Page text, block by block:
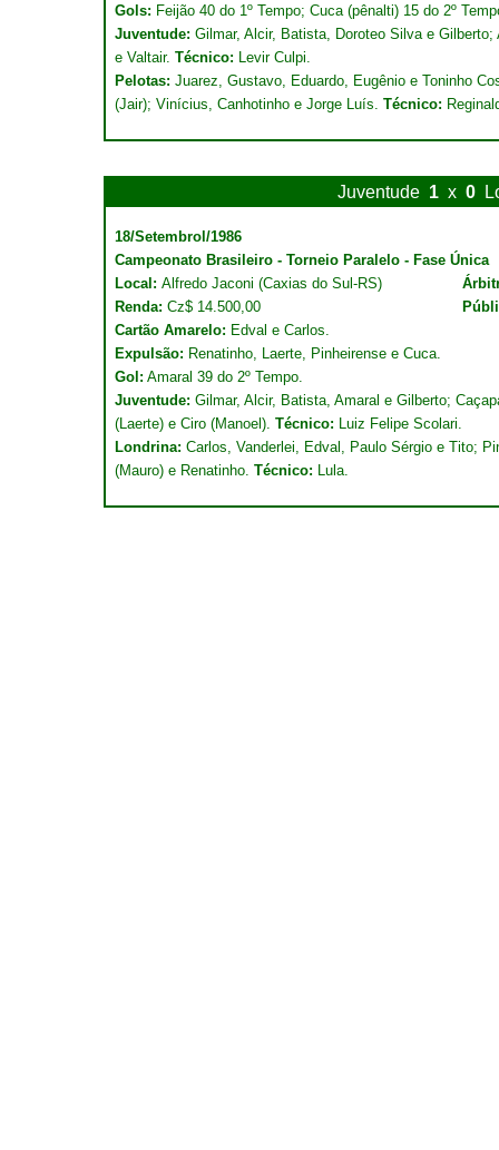
Gols: Feijão 40 do 1º Tempo; Cuca (pênalti) 15 do 2º
Juventude: Gilmar, Alcir, Batista, Doroteo Silva e
e Valtair. Técnico: Levir Culpi.
Pelotas: Juarez, Gustavo, Eduardo, Eugênio e Toninho
(Jair); Vinícius, Canhotinho e Jorge Luís. Técnico:
Juventude 1 x 0
18/Setembrol/1986
Campeonato Brasileiro - Torneio Paralelo - Fase Única
Local: Alfredo Jaconi (Caxias do Sul-RS)
Renda: Cz$ 14.500,00
Cartão Amarelo: Edval e Carlos.
Expulsão: Renatinho, Laerte, Pinheirense e Cuca.
Gol: Amaral 39 do 2º Tempo.
Juventude: Gilmar, Alcir, Batista, Amaral e Gilberto;
(Laerte) e Ciro (Manoel). Técnico: Luiz Felipe Scolari.
Londrina: Carlos, Vanderlei, Edval, Paulo Sérgio e Tito;
(Mauro) e Renatinho. Técnico: Lula.